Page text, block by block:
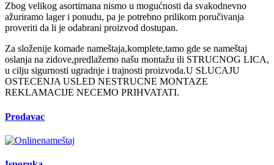
Zbog velikog asortimana nismo u mogućnosti da svakodnevno
ažuriramo lager i ponudu, pa je potrebno prilikom poručivanja
proveriti da li je odabrani proizvod dostupan.
Za složenije komade nameštaja,komplete,tamo gde se nameštaj
oslanja na zidove,predlažemo našu montažu ili STRUCNOG LICA,
u cilju sigurnosti ugradnje i trajnosti proizvoda.U SLUCAJU
OSTECENJA USLED NESTRUCNE MONTAZE
REKLAMACIJE NECEMO PRIHVATATI.
Prodavac